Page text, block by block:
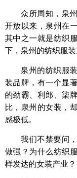
众所周知，泉
开放以来，泉州在
其中之一就是纺织
下，泉州的纺织服装
泉州的纺织服
装品牌，有一个显
的劲霸、利郎、柒
比，泉州的女装，
感极低。
我们不禁要问
做强？为什么纺织
样发达的女装产业？